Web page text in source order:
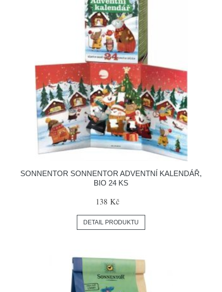
SONNENTOR SONNENTOR ADVENTNÍ KALENDÁŘ,
BIO 24 KS
138 Kč
DETAIL PRODUKTU